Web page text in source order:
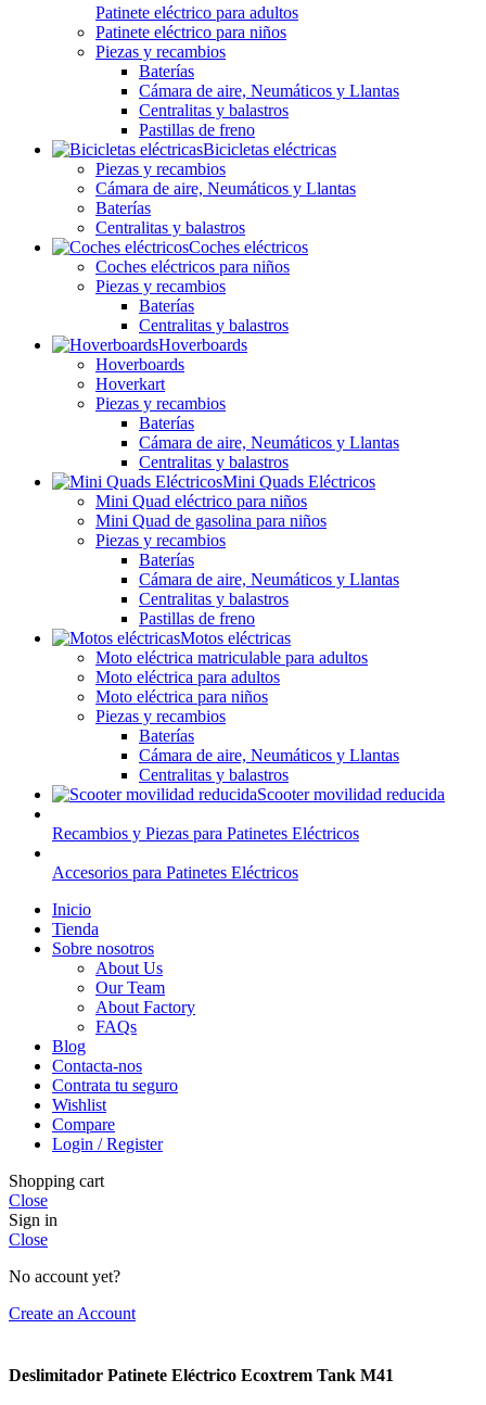
Patinete eléctrico para adultos
Patinete eléctrico para niños
Piezas y recambios
Baterías
Cámara de aire, Neumáticos y Llantas
Centralitas y balastros
Pastillas de freno
Bicicletas eléctricas
Piezas y recambios
Cámara de aire, Neumáticos y Llantas
Baterías
Centralitas y balastros
Coches eléctricos
Coches eléctricos para niños
Piezas y recambios
Baterías
Centralitas y balastros
Hoverboards
Hoverboards
Hoverkart
Piezas y recambios
Baterías
Cámara de aire, Neumáticos y Llantas
Centralitas y balastros
Mini Quads Eléctricos
Mini Quad eléctrico para niños
Mini Quad de gasolina para niños
Piezas y recambios
Baterías
Cámara de aire, Neumáticos y Llantas
Centralitas y balastros
Pastillas de freno
Motos eléctricas
Moto eléctrica matriculable para adultos
Moto eléctrica para adultos
Moto eléctrica para niños
Piezas y recambios
Baterías
Cámara de aire, Neumáticos y Llantas
Centralitas y balastros
Scooter movilidad reducida
Recambios y Piezas para Patinetes Eléctricos
Accesorios para Patinetes Eléctricos
Inicio
Tienda
Sobre nosotros
About Us
Our Team
About Factory
FAQs
Blog
Contacta-nos
Contrata tu seguro
Wishlist
Compare
Login / Register
Shopping cart
Close
Sign in
Close
No account yet?
Create an Account
Deslimitador Patinete Eléctrico Ecoxtrem Tank M41